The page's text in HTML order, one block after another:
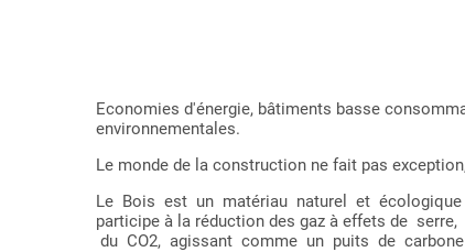
Economies d'énergie, bâtiments basse
environnementales.
Le monde de la construction ne fait pas
Le Bois est un matériau naturel et écologique
participe à la réduction des gaz à effets de
du CO2, agissant comme un puits de